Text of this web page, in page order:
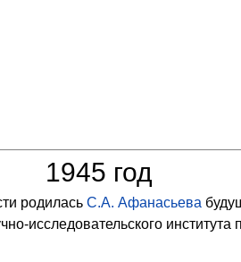
1945 год
родилась С.А. Афанасьева
исследовательского